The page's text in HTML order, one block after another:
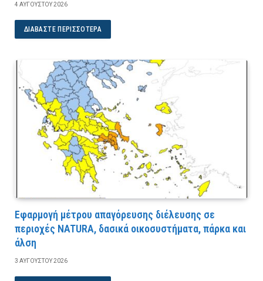
4 ΑΥΓΟΎΣΤΟΥ 2026
ΔΙΑΒΆΣΤΕ ΠΕΡΙΣΣΌΤΕΡΑ
Εφαρμογή μέτρου απαγόρευσης διέλευσης σε
περιοχές NATURA, δασικά οικοσυστήματα, πάρκα και
άλση
3 ΑΥΓΟΎΣΤΟΥ 2026